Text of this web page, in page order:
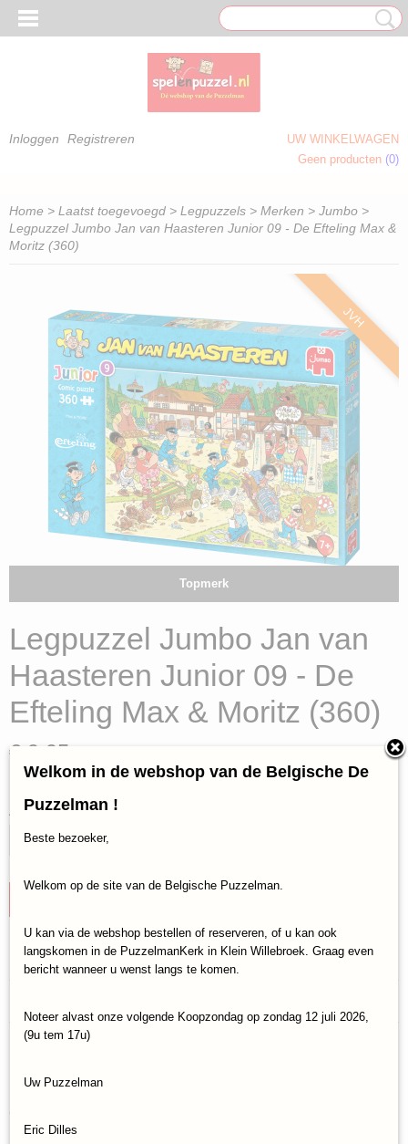
Inloggen Registreren
UW WINKELWAGEN
Geen producten (0)
Home > Laatst toegevoegd > Legpuzzels > Merken > Jumbo >
Legpuzzel Jumbo Jan van Haasteren Junior 09 - De Efteling Max &
Moritz (360)
Topmerk
JVH
Legpuzzel Jumbo Jan van
Haasteren Junior 09 - De
Efteling Max & Moritz (360)
€ 9,95
Aantal
Specificaties
Jumbo-20080
EAN code
Welkom in de webshop van de Belgische De
Puzzelman !
Beste bezoeker,
Welkom op de site van de Belgische Puzzelman.
U kan via de webshop bestellen of reserveren, of u kan ook
langskomen in de PuzzelmanKerk in Klein Willebroek. Graag even
bericht wanneer u wenst langs te komen.
Noteer alvast onze volgende Koopzondag op zondag 12 juli 2026,
(9u tem 17u)
Uw Puzzelman
Eric Dilles